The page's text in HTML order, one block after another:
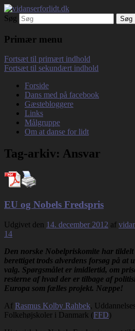
vidanserforlidt.dk
Debatterende tekster
om hverdagens glæder
Søg
Primær menu
Fortsæt til primært indhold
Fortsæt til sekundært indhold
Forside
Dans med på facebook
Gæstebloggere
Links
Målgruppe
Om at danse for lidt
Tag-arkiv: Ansvar
EU og Nobels Fredspris
Udgivet den 14. december 2012 af
14
Den norske Nobelpriskomite har
berettiget trods alverdens forsøg på at
valg. Spørgsmålet er imidlertid, om
resterne af hvad der er tilbage af
Europa som fælles projekt. Næppe!
Af Rasmus Kolby Rahbek,
Folkehøjskoler i Danmark (FFD)